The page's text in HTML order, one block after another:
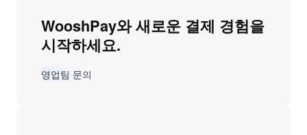
WooshPay와 새로운 결제 경험을
시작하세요.
영업팀 문의